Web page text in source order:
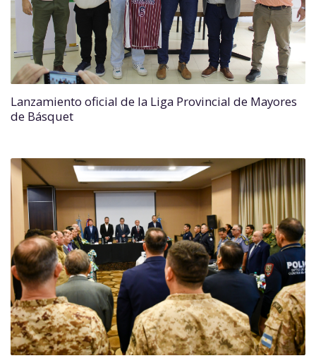
Lanzamiento oficial de la Liga Provincial de Mayores
de Básquet